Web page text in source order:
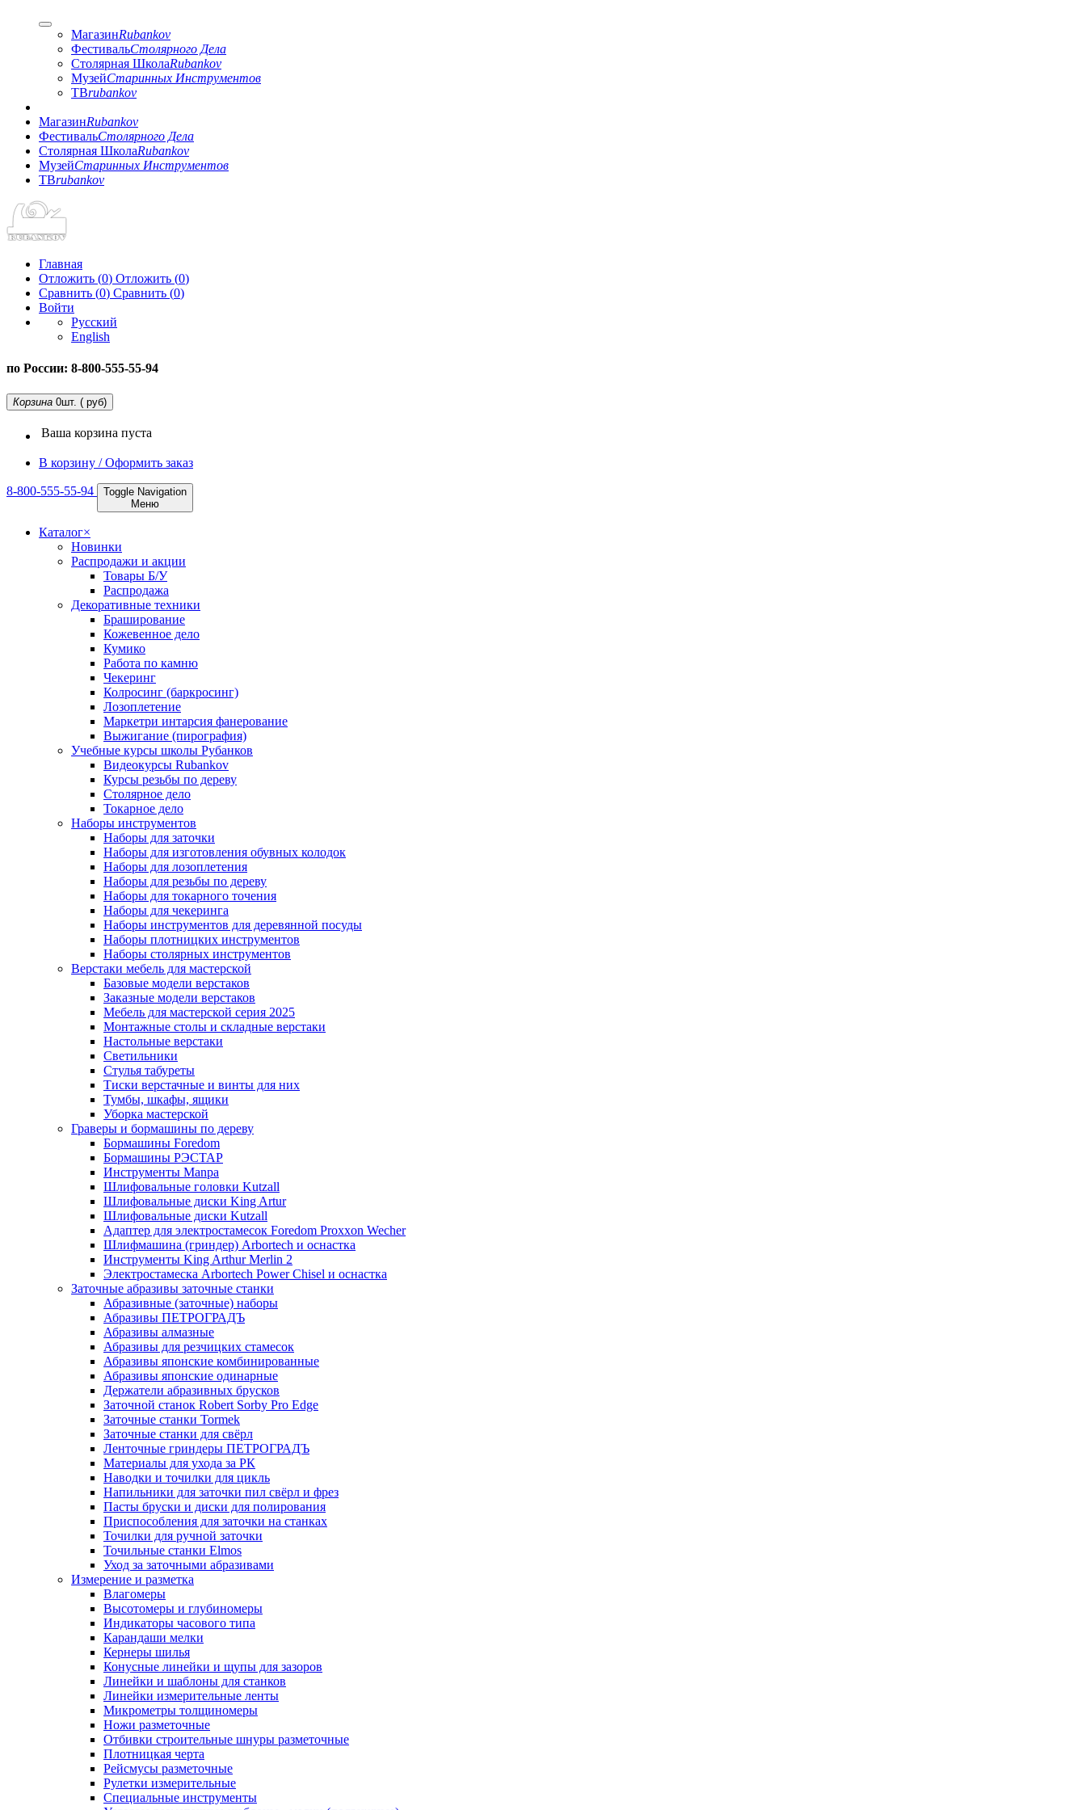
МагазинRubankov
ФестивальСтолярного Дела
Столярная ШколаRubankov
МузейСтаринных Инструментов
ТВrubankov
МагазинRubankov
ФестивальСтолярного Дела
Столярная ШколаRubankov
МузейСтаринных Инструментов
ТВrubankov
Главная
Отложить (0) Отложить (0)
Сравнить (0) Сравнить (0)
Войти
Русский
English
по России: 8-800-555-55-94
Корзина 0шт. ( руб)
Ваша корзина пуста
В корзину / Оформить заказ
8-800-555-55-94
Toggle Navigation
Меню
Каталог×
Новинки
Распродажи и акции
Товары Б/У
Распродажа
Декоративные техники
Браширование
Кожевенное дело
Кумико
Работа по камню
Чекеринг
Колросинг (баркросинг)
Лозоплетение
Маркетри интарсия фанерование
Выжигание (пирография)
Учебные курсы школы Рубанков
Видеокурсы Rubankov
Курсы резьбы по дереву
Столярное дело
Токарное дело
Наборы инструментов
Наборы для заточки
Наборы для изготовления обувных колодок
Наборы для лозоплетения
Наборы для резьбы по дереву
Наборы для токарного точения
Наборы для чекеринга
Наборы инструментов для деревянной посуды
Наборы плотницких инструментов
Наборы столярных инструментов
Верстаки мебель для мастерской
Базовые модели верстаков
Заказные модели верстаков
Мебель для мастерской серия 2025
Монтажные столы и складные верстаки
Настольные верстаки
Светильники
Стулья табуреты
Тиски верстачные и винты для них
Тумбы, шкафы, ящики
Уборка мастерской
Граверы и бормашины по дереву
Бормашины Foredom
Бормашины РЭСТАР
Инструменты Manpa
Шлифовальные головки Kutzall
Шлифовальные диски King Artur
Шлифовальные диски Kutzall
Адаптер для электростамесок Foredom Proxxon Wecher
Шлифмашина (гриндер) Arbortech и оснастка
Инструменты King Arthur Merlin 2
Электростамеска Arbortech Power Chisel и оснастка
Заточные абразивы заточные станки
Абразивные (заточные) наборы
Абразивы ПЕТРОГРАДЪ
Абразивы алмазные
Абразивы для резчицких стамесок
Абразивы японские комбинированные
Абразивы японские одинарные
Держатели абразивных брусков
Заточной станок Robert Sorby Pro Edge
Заточные станки Tormek
Заточные станки для свёрл
Ленточные гриндеры ПЕТРОГРАДЪ
Материалы для ухода за РК
Наводки и точилки для цикль
Напильники для заточки пил свёрл и фрез
Пасты бруски и диски для полирования
Приспособления для заточки на станках
Точилки для ручной заточки
Точильные станки Elmos
Уход за заточными абразивами
Измерение и разметка
Влагомеры
Высотомеры и глубиномеры
Индикаторы часового типа
Карандаши мелки
Кернеры шилья
Конусные линейки и щупы для зазоров
Линейки и шаблоны для станков
Линейки измерительные ленты
Микрометры толщиномеры
Ножи разметочные
Отбивки строительные шнуры разметочные
Плотницкая черта
Рейсмусы разметочные
Рулетки измерительные
Специальные инструменты